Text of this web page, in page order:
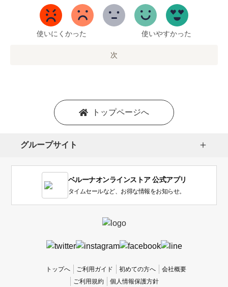
い
使いにくかった 使いやすかった
次
トップページへ
グループサイト
ベルーナオンラインストア 公式アプリ
タイムセールなど、お得な情報をお知らせ。
トップへ ご利用ガイド 初めての方へ
会社概要
ご利用規約
個人情報保護方針